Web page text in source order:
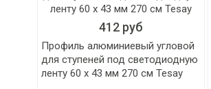
412 руб
Профиль алюминиевый угловой
для ступеней под светодиодную
ленту 60 х 43 мм 270 см Tesay